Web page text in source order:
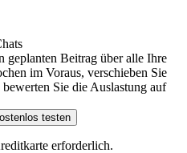
geplanten Beitrag über alle Ihre
im Voraus, verschieben Sie
Sie die Auslastung auf
testen
erforderlich.